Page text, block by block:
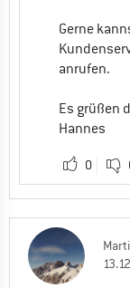
Gerne
anrufen.
Es grüßen
Hannes
0